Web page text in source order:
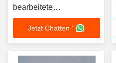
bearbeitete
medizinische
Komponenten Teile
Jetzt Chatten '